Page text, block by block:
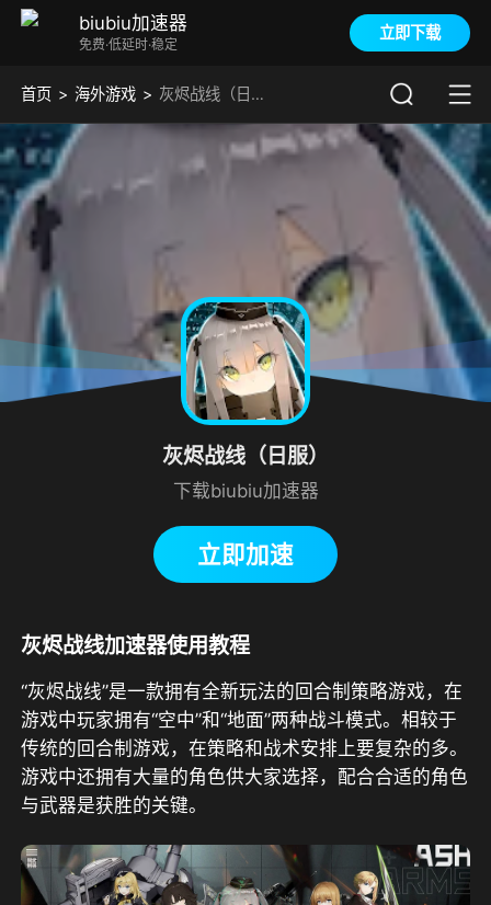
biubiu加速器
免费·低延时·稳定
立即下载
首页 海外游戏 灰烬战线（日服）加速器
灰烬战线（日服）
下载biubiu加速器
立即加速
灰烬战线加速器使用教程
“灰烬战线”是一款拥有全新玩法的回合制策略游戏，在
游戏中玩家拥有“空中”和“地面”两种战斗模式。相较于
传统的回合制游戏，在策略和战术安排上要复杂的多。
游戏中还拥有大量的角色供大家选择，配合合适的角色
与武器是获胜的关键。